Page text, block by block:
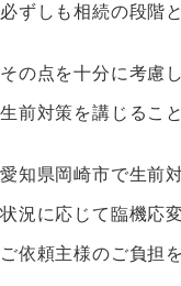
必ずしも相続の段階
その点を十分に考慮
生前対策を講じるこ
愛知県岡崎市で生前
状況に応じて臨機応
ご依頼主様のご負担